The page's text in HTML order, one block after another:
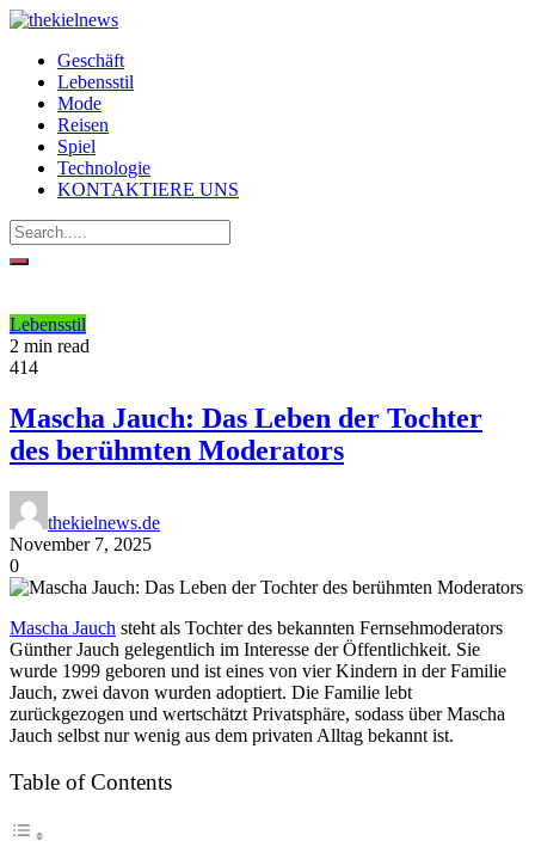
Geschäft
Lebensstil
Mode
Reisen
Spiel
Technologie
KONTAKTIERE UNS
Lebensstil
2 min read
414
Mascha Jauch: Das Leben der Tochter
des berühmten Moderators
thekielnews.de
November 7, 2025
0
Mascha Jauch steht als Tochter des bekannten Fernsehmoderators
Günther Jauch gelegentlich im Interesse der Öffentlichkeit. Sie
wurde 1999 geboren und ist eines von vier Kindern in der Familie
Jauch, zwei davon wurden adoptiert. Die Familie lebt
zurückgezogen und wertschätzt Privatsphäre, sodass über Mascha
Jauch selbst nur wenig aus dem privaten Alltag bekannt ist.​
Table of Contents